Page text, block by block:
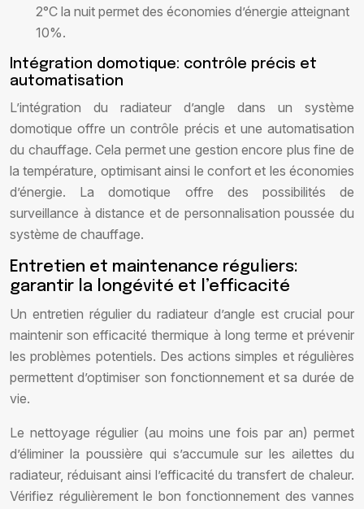
2°C la nuit permet des économies d’énergie atteignant
10%.
Intégration domotique: contrôle précis et
automatisation
L’intégration du radiateur d’angle dans un système
domotique offre un contrôle précis et une automatisation
du chauffage. Cela permet une gestion encore plus fine de
la température, optimisant ainsi le confort et les économies
d’énergie. La domotique offre des possibilités de
surveillance à distance et de personnalisation poussée du
système de chauffage.
Entretien et maintenance réguliers:
garantir la longévité et l’efficacité
Un entretien régulier du radiateur d’angle est crucial pour
maintenir son efficacité thermique à long terme et prévenir
les problèmes potentiels. Des actions simples et régulières
permettent d’optimiser son fonctionnement et sa durée de
vie.
Le nettoyage régulier (au moins une fois par an) permet
d’éliminer la poussière qui s’accumule sur les ailettes du
radiateur, réduisant ainsi l’efficacité du transfert de chaleur.
Vérifiez régulièrement le bon fonctionnement des vannes